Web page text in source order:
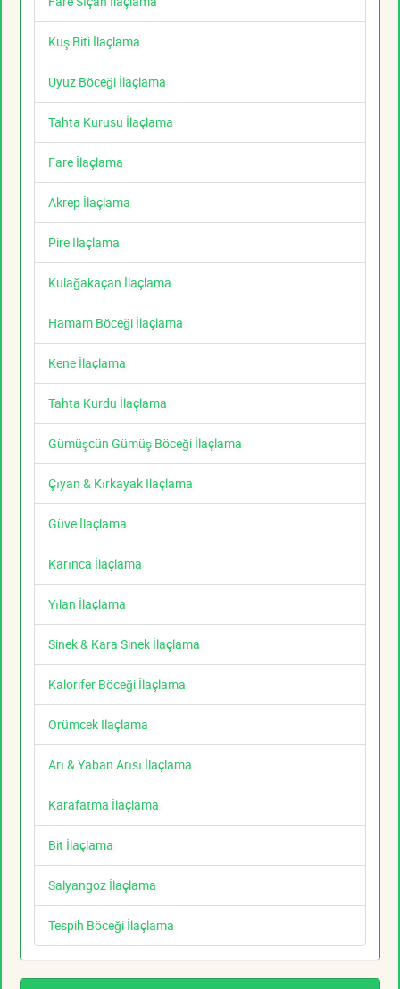
Kuş Biti İlaçlama
Uyuz Böceği İlaçlama
Tahta Kurusu İlaçlama
Fare İlaçlama
Akrep İlaçlama
Pire İlaçlama
Kulağakaçan İlaçlama
Hamam Böceği İlaçlama
Kene İlaçlama
Tahta Kurdu İlaçlama
Gümüşcün Gümüş Böceği İlaçlama
Çıyan & Kırkayak İlaçlama
Güve İlaçlama
Karınca İlaçlama
Yılan İlaçlama
Sinek & Kara Sinek İlaçlama
Kalorifer Böceği İlaçlama
Örümcek İlaçlama
Arı & Yaban Arısı İlaçlama
Karafatma İlaçlama
Bit İlaçlama
Salyangoz İlaçlama
Tespih Böceği İlaçlama